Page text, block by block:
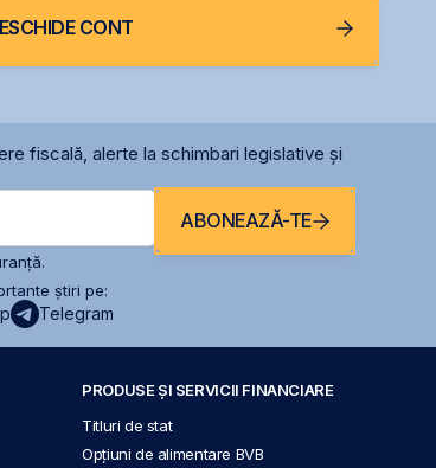
CONT
fiscală, alerte la schimbari legislative și
ABONEAZĂ-TE
știri pe:
Telegram
PRODUSE ȘI SERVICII FINANCIARE
Titluri de stat
Opțiuni de alimentare BVB